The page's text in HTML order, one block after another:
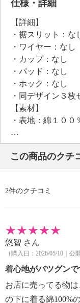
仕様・詳細
【詳細】
・裾スリット：な
・ワイヤー：なし
・カップ：なし
・パッド：なし
・ホック：なし
・同デザイン３枚
【素材】
・表地：綿１００
【メンテナンス（
・洗濯機：可
・漂白処理：塩素
・タンブル乾燥：
・アイロン仕上げ
・ドライクリーニ
・個体差あり
【原産国（地）】
・日本製
この商品のクチ
2件のクチコミ
悠智 さん
（購入日：2026/05/10｜公
着心地がバツグンで
お店に売ってる物
の下に着る綿100%